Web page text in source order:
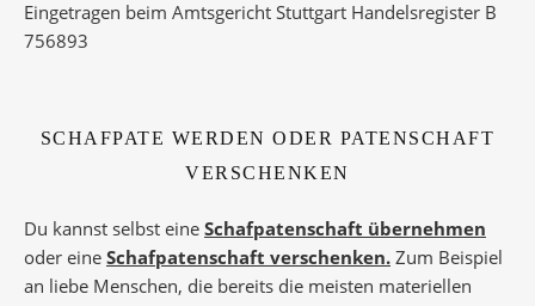
Eingetragen beim Amtsgericht Stuttgart Handelsregister B
756893
SCHAFPATE WERDEN ODER PATENSCHAFT
VERSCHENKEN
Du kannst selbst eine Schafpatenschaft übernehmen
oder eine Schafpatenschaft verschenken. Zum Beispiel
an liebe Menschen, die bereits die meisten materiellen